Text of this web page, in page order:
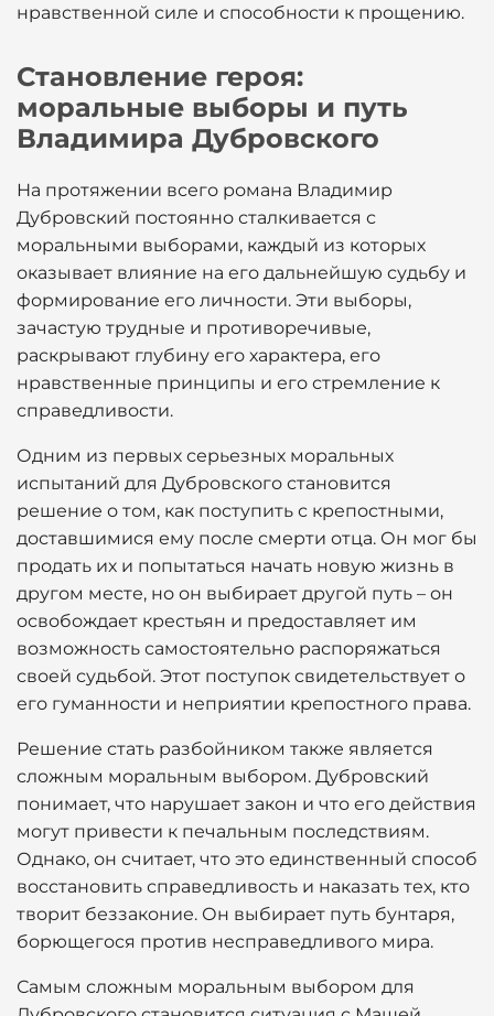
нравственной силе и способности к прощению.
Становление героя:
моральные выборы и путь
Владимира Дубровского
На протяжении всего романа Владимир
Дубровский постоянно сталкивается с
моральными выборами, каждый из которых
оказывает влияние на его дальнейшую судьбу и
формирование его личности. Эти выборы,
зачастую трудные и противоречивые,
раскрывают глубину его характера, его
нравственные принципы и его стремление к
справедливости.
Одним из первых серьезных моральных
испытаний для Дубровского становится
решение о том, как поступить с крепостными,
доставшимися ему после смерти отца. Он мог бы
продать их и попытаться начать новую жизнь в
другом месте, но он выбирает другой путь – он
освобождает крестьян и предоставляет им
возможность самостоятельно распоряжаться
своей судьбой. Этот поступок свидетельствует о
его гуманности и неприятии крепостного права.
Решение стать разбойником также является
сложным моральным выбором. Дубровский
понимает, что нарушает закон и что его действия
могут привести к печальным последствиям.
Однако, он считает, что это единственный способ
восстановить справедливость и наказать тех, кто
творит беззаконие. Он выбирает путь бунтаря,
борющегося против несправедливого мира.
Самым сложным моральным выбором для